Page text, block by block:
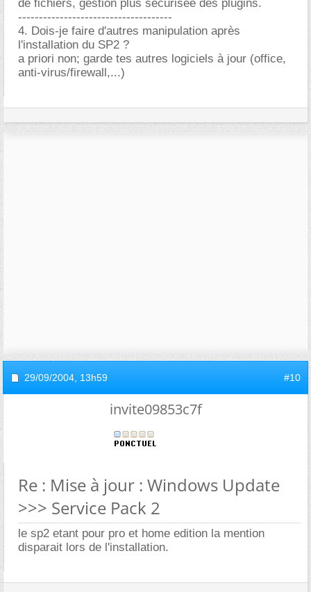
de fichiers, gestion plus sécurisée des plugins.
-------------------------------------
4. Dois-je faire d'autres manipulation après
l'installation du SP2 ?
a priori non; garde tes autres logiciels à jour (office,
anti-virus/firewall,...)
29/09/2004, 13h59 #10
invite09853c7f
Re : Mise à jour : Windows Update
>>> Service Pack 2
le sp2 etant pour pro et home edition la mention
disparait lors de l'installation.